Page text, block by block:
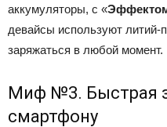
аккумуляторы, с «
девайсы используют литий-
заряжаться в любой момент.
Миф №3. Быстрая
смартфону